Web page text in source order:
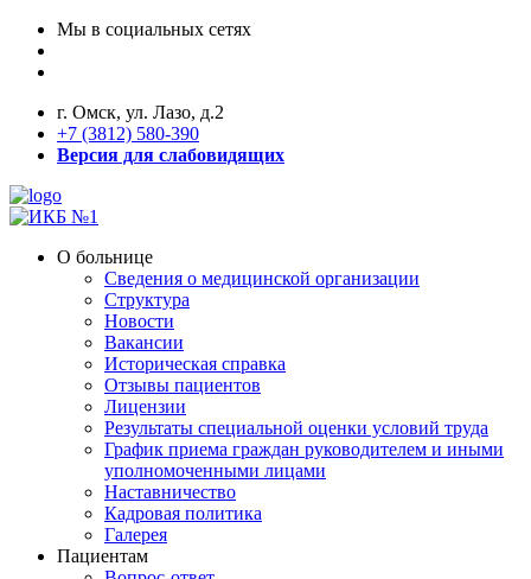
Мы в социальных сетях
г. Омск, ул. Лазо, д.2
+7 (3812) 580-390
Версия для слабовидящих
О больнице
Сведения о медицинской организации
Структура
Новости
Вакансии
Историческая справка
Отзывы пациентов
Лицензии
Результаты специальной оценки условий труда
График приема граждан руководителем и иными
уполномоченными лицами
Наставничество
Кадровая политика
Галерея
Пациентам